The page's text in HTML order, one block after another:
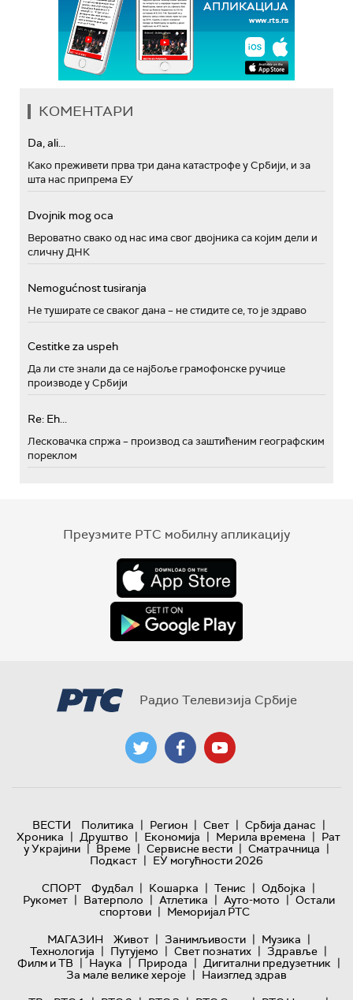
КОМЕНТАРИ
Da, ali...
Како преживети прва три дана катастрофе у Србији, и за
шта нас припрема ЕУ
Dvojnik mog oca
Вероватно свако од нас има свог двојника са којим дели и
сличну ДНК
Nemogućnost tusiranja
Не туширате се сваког дана – не стидите се, то је здраво
Cestitke za uspeh
Да ли сте знали да се најбоље грамофонске ручице
производе у Србији
Re: Eh...
Лесковачка спржа – производ са заштићеним географским
пореклом
Преузмите РТС мобилну апликацију
Радио Телевизија Србије
ВЕСТИ Политика | Регион | Свет | Србија данас |
Хроника | Друштво | Економија | Мерила времена | Рат
у Украјини | Време | Сервисне вести | Сматрачница |
Подкаст | ЕУ могућности 2026
СПОРТ
Фудбал | Кошарка | Тенис | Одбојка |
Рукомет | Ватерполо | Атлетика | Ауто-мото | Остали
спортови | Меморијал РТС
МАГАЗИН
Живот | Занимљивости | Музика |
Технологијa | Путујемо | Свет познатих | Здравље |
Филм и ТВ | Наука | Природа | Дигитални предузетник |
За мале велике хероје | Наизглед здрав